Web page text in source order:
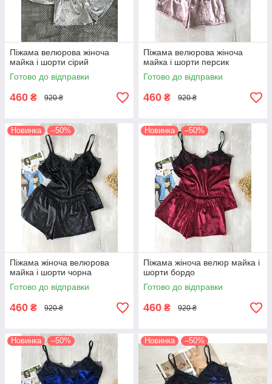
Піжама велюрова жіноча
майка і шорти сірий
Готово до відправки
460 ₴ 920 ₴
Піжама велюрова жіноча
майка і шорти персик
Готово до відправки
460 ₴ 920 ₴
Новинка –50%
Піжама жіноча велюрова
майка і шорти чорна
Готово до відправки
460 ₴ 920 ₴
Новинка –50%
Піжама жіноча велюр майка і
шорти бордо
Готово до відправки
460 ₴ 920 ₴
Новинка –50% Новинка –50%